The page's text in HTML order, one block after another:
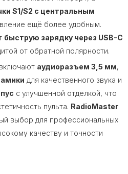
S1/S2 с центральным
ещё более удобным.
быструю зарядку через USB-C
от обратной полярности.
включают аудиоразъем 3,5 мм,
для качественного звука и
с улучшенной отделкой, что
пульта. RadioMaster
выбор для профессиональных
качеству и точности